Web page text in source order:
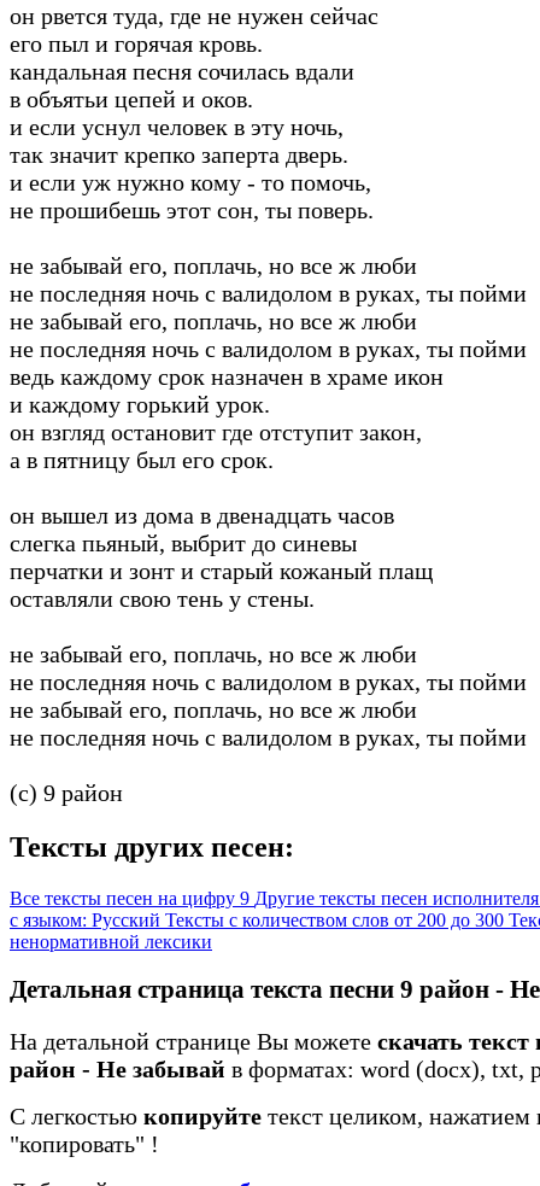
он рвется туда, где не нужен сейчас
его пыл и горячая кровь.
кандальная песня сочилась вдали
в объятьи цепей и оков.
и если уснул человек в эту ночь,
так значит крепко заперта дверь.
и если уж нужно кому - то помочь,
не прошибешь этот сон, ты поверь.
не забывай его, поплачь, но все ж люби
не последняя ночь с валидолом в руках, ты пойми
не забывай его, поплачь, но все ж люби
не последняя ночь с валидолом в руках, ты пойми
ведь каждому срок назначен в храме икон
и каждому горький урок.
он взгляд остановит где отступит закон,
а в пятницу был его срок.
он вышел из дома в двенадцать часов
слегка пьяный, выбрит до синевы
перчатки и зонт и старый кожаный плащ
оставляли свою тень у стены.
не забывай его, поплачь, но все ж люби
не последняя ночь с валидолом в руках, ты пойми
не забывай его, поплачь, но все ж люби
не последняя ночь с валидолом в руках, ты пойми
(c) 9 район
Тексты других песен:
Все тексты песен на цифру 9 Другие тексты песен
с языком: Русский Тексты с количеством слов от 200 до 300
ненормативной лексики
Детальная страница текста песни 9 район -
На детальной странице Вы можете скачать текст
район - Не забывай в форматах: word (docx), txt,
С легкостью копируйте текст целиком, нажатием
"копировать" !